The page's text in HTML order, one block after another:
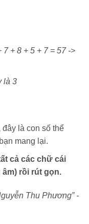
7 + 8 + 5 + 7 = 57 ->
là 3
đây là con số thể
mang lại.
cả các chữ cái
rồi rút gọn.
Thu Phương” -